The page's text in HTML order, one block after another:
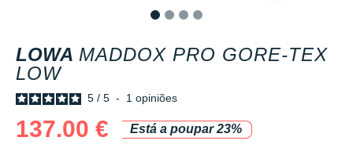
LOWA MADDOX PRO GORE-TEX
LOW
5 / 5 - 1 opiniões
137.00 €
Está a poupar 23%